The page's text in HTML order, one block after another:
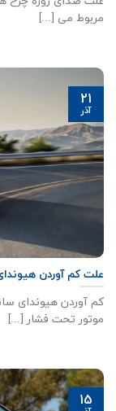
مربوط می [...]
علت کم آوردن
کم آوردن هیوندای
موتور تحت فشار [...]
21
آذر
15